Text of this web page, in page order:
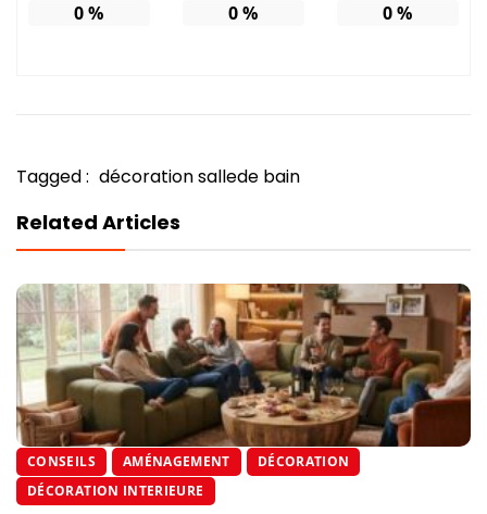
0% 0% 0%
Tagged : décoration sallede bain
Related Articles
CONSEILS AMÉNAGEMENT
DÉCORATION
DÉCORATION INTERIEURE